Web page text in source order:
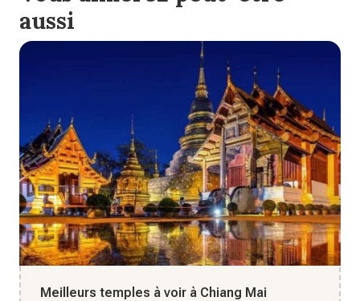
aussi
Meilleurs temples à voir à Chiang Mai